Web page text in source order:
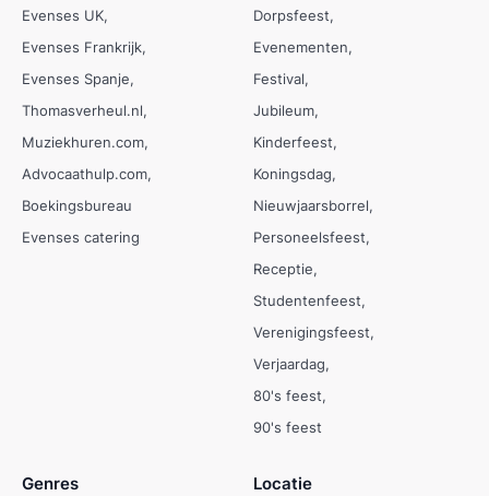
Evenses UK
Evenses Frankrijk
Evenses Spanje
Thomasverheul.nl
Muziekhuren.com
Advocaathulp.com
Boekingsbureau
Evenses catering
Dorpsfeest
Evenementen
Festival
Jubileum
Kinderfeest
Koningsdag
Nieuwjaarsborrel
Personeelsfeest
Receptie
Studentenfeest
Verenigingsfeest
Verjaardag
80's feest
90's feest
Genres Locatie